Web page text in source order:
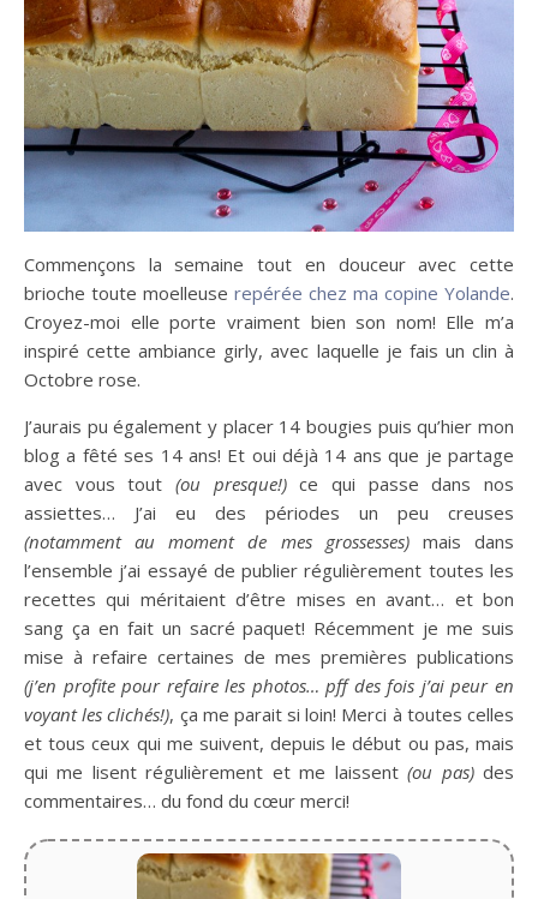
Commençons la semaine tout en douceur avec cette
brioche toute moelleuse repérée chez ma copine Yolande.
Croyez-moi elle porte vraiment bien son nom! Elle m’a
inspiré cette ambiance girly, avec laquelle je fais un clin à
Octobre rose.
J’aurais pu également y placer 14 bougies puis qu’hier mon
blog a fêté ses 14 ans! Et oui déjà 14 ans que je partage
avec vous tout (ou presque!)ce qui passe dans nos
assiettes… J’ai eu des périodes un peu creuses
(notamment au moment de mes grossesses)mais dans
l’ensemble j’ai essayé de publier régulièrement toutes les
recettes qui méritaient d’être mises en avant… et bon
sang ça en fait un sacré paquet! Récemment je me suis
mise à refaire certaines de mes premières publications
(j’en profite pour refaire les photos… pff des fois j’ai peur en
voyant les clichés!), ça me parait si loin! Merci à toutes celles
et tous ceux qui me suivent, depuis le début ou pas, mais
qui me lisent régulièrement et me laissent(ou pas)des
commentaires… du fond du cœur merci!